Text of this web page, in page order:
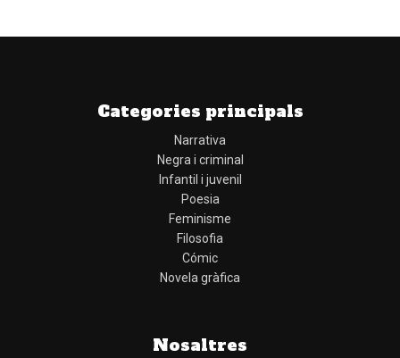
Categories principals
Narrativa
Negra i criminal
Infantil i juvenil
Poesia
Feminisme
Filosofia
Cómic
Novela gràfica
Nosaltres